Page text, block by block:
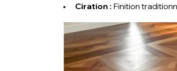
• Ciration : Finition